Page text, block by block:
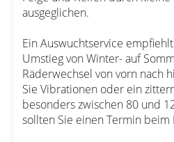
ausgeglichen.
Ein Auswuchtservice
Umstieg von Winter- auf
Räderwechsel von vorn nach
Sie Vibrationen oder ein
besonders zwischen 80 und
sollten Sie einen Termin beim